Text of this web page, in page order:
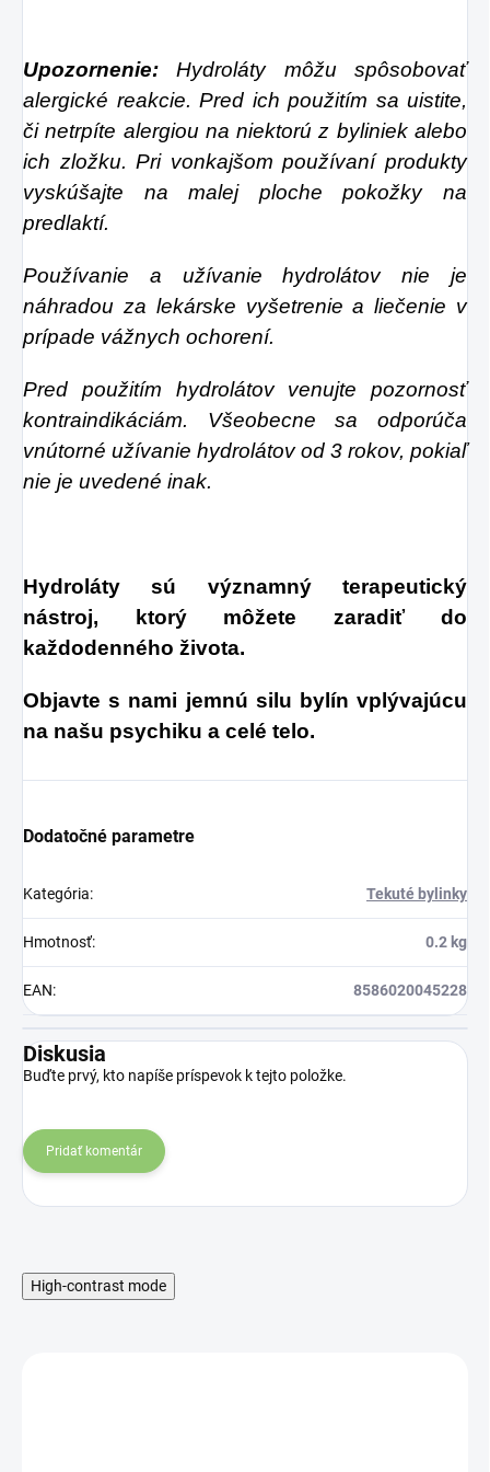
Upozornenie: Hydroláty môžu spôsobovať
alergické reakcie. Pred ich použitím sa uistite,
či netrpíte alergiou na niektorú z byliniek alebo
ich zložku. Pri vonkajšom používaní produkty
vyskúšajte na malej ploche pokožky na
predlaktí.
Používanie a užívanie hydrolátov nie je
náhradou za lekárske vyšetrenie a liečenie v
prípade vážnych ochorení.
Pred použitím hydrolátov venujte pozornosť
kontraindikáciám. Všeobecne sa odporúča
vnútorné užívanie hydrolátov od 3 rokov, pokiaľ
nie je uvedené inak.
Hydroláty sú významný terapeutický
nástroj, ktorý môžete zaradiť do
každodenného života.
Objavte s nami jemnú silu bylín vplývajúcu
na našu psychiku a celé telo.
Dodatočné parametre
Kategória: Tekuté bylinky
Hmotnosť: 0.2 kg
EAN: 8586020045228
Diskusia
Buďte prvý, kto napíše príspevok k tejto položke.
Pridať komentár
High-contrast mode